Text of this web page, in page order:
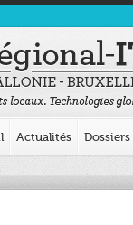
Actualités Dossiers